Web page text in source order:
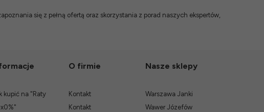
się z pełną ofertą oraz skorzystania z porad naszych ekspertów,
kupić na "Raty
O firmie
Kontakt
Kontakt
Nasze sklepy
Warszawa Janki
Wawer Józefów